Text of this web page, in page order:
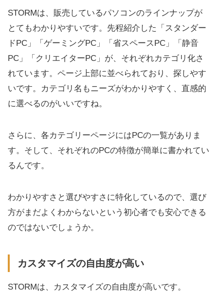
STORMは、販売しているパソコンのラインナップが
とてもわかりやすいです。先程紹介した「スタンダー
ドPC」「ゲーミングPC」「省スペースPC」「静音
PC」「クリエイターPC」が、それぞれカテゴリ化さ
れています。ページ上部に並べられており、探しやす
いです。カテゴリ名もニーズがわかりやすく、直感的
に選べるのがいいですね。
さらに、各カテゴリーページにはPCの一覧がありま
す。そして、それぞれのPCの特徴が簡単に書かれてい
るんです。
わかりやすさと選びやすさに特化しているので、選び
方がまだよくわからないという初心者でも安心できる
のではないでしょうか。
カスタマイズの自由度が高い
STORMは、カスタマイズの自由度が高いです。